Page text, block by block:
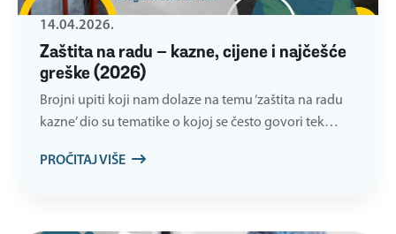
Zaštita na radu – kazne, cijene i najčešće
greške (2026)
14.04.2026.
Brojni upiti koji nam dolaze na temu ‘zaštita na radu
kazne’ dio su tematike o kojoj se često govori tek…
PROČITAJ VIŠE